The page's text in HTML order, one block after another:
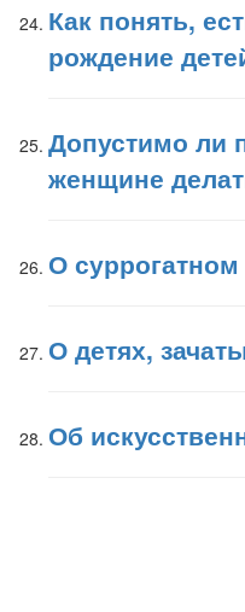
Как понять,
рождение
Допустимо ли
женщине
О
О детях,
Об